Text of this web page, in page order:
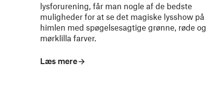
lysforurening, får man nogle af de bedste
muligheder for at se det magiske lysshow på
himlen med spøgelsesagtige grønne, røde og
mørklilla farver.
Læs mere